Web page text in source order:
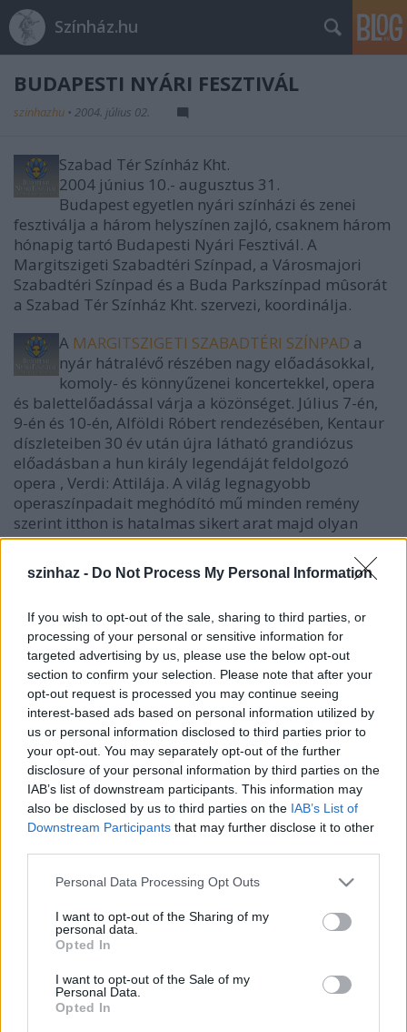
szinhaz - Do Not Process My Personal Information
If you wish to opt-out of the sale, sharing to third parties, or
processing of your personal or sensitive information for
targeted advertising by us, please use the below opt-out
section to confirm your selection. Please note that after your
opt-out request is processed you may continue seeing
interest-based ads based on personal information utilized by
us or personal information disclosed to third parties prior to
your opt-out. You may separately opt-out of the further
disclosure of your personal information by third parties on the
IAB’s list of downstream participants. This information may
also be disclosed by us to third parties on the IAB’s List of
Downstream Participants that may further disclose it to other
Please note that this website/app uses one or more Google
not limited to your visit or usage behaviour. You may click to
grant or deny consent to Google and its third-party tags to
use your data for below specified purposes in below Google
consent section.
Personal Data Processing Opt Outs
I want to opt-out of the Sharing of my
personal data.
Opted In
I want to opt-out of the Sale of my
Personal Data.
Opted In
Színház.hu
BUDAPESTI NYÁRI FESZTIVÁL
szinhazhu • 2004. július 02.
Szabad Tér Színház Kht.
2004 június 10.- augusztus 31.
Budapest egyetlen nyári színházi és zenei
fesztiválja a három helyszínen zajló, csaknem három
hónapig tartó Budapesti Nyári Fesztivál. A
Margitszigeti Szabadtéri Színpad, a Városmajori
Szabadtéri Színpad és a Buda Parkszínpad mûsorát
a Szabad Tér Színház Kht. szervezi, koordinálja.
A MARGITSZIGETI SZABADTÉRI SZÍNPAD a
nyár hátralévő részében nagy előadásokkal,
komoly- és könnyűzenei koncertekkel, opera
és balettelőadással várja a közönséget. Július 7-én,
9-én és 10-én, Alföldi Róbert rendezésében, Kentaur
díszleteiben 30 év után újra látható grandiózus
előadásban a hun király legendáját feldolgozó
opera , Verdi: Attilája. A világ legnagyobb
operaszínpadait meghódító mű minden remény
szerint itthon is hatalmas sikert arat majd olyan
kiválóságok tolmácsolásában mint Konstantin Gorny
(Attila), Rálik Szilvia (Odabella), Kiss B. Attila
(Foresto), Massányi Viktor (Ezio) a Magyar Állami
koprodukcióban a Szabad Tér Színház és a
Debreceni Csokonai Színház. Augusztus 12-én lép fel
a Miami Balett először Magyarországon. A világot
járó fiatal, attraktív társulat, a Ballett Maximum
Company, két részes gálán klasszikus és modern
látványos koreográfiákban mutatják be
tehetségüket. A nemzetközi hírű tánctársulat az
ExperiDance csapata 3 este szerepel a Margitsziget
közönsége és rajongói előtt, július 15-én
(Muskétások), július 30-án (Revans) és augusztus 24-
én (Ezeregyév).
SZABADTÉRI SZÍNPADmár június közepétől átveszi
szezon színházi csemegéit. A Városmajori Szabadtéri
Színpad a színházak és társulatok legsikeresebb és
produkciókban közreműködő kedvelt művészek
felvonultatásával. Júliusban műsorra kerül a Remix,